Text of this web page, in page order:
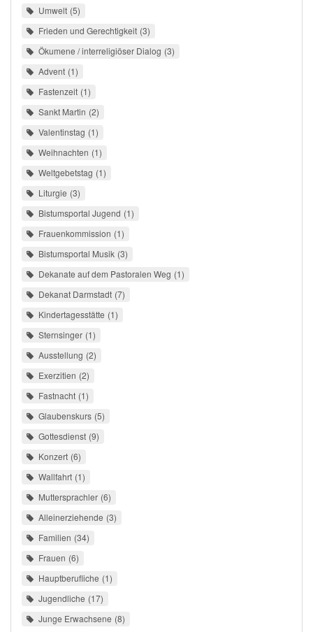
Umwelt 5
Frieden und Gerechtigkeit 3
Ökumene / interreligiöser Dialog 3
Advent 1
Fastenzeit 1
Sankt Martin 2
Valentinstag 1
Weihnachten 1
Weltgebetstag 1
Liturgie 3
Bistumsportal Jugend 1
Frauenkommission 1
Bistumsportal Musik 3
Dekanate auf dem Pastoralen Weg 1
Dekanat Darmstadt 7
Kindertagesstätte 1
Sternsinger 1
Ausstellung 2
Exerzitien 2
Fastnacht 1
Glaubenskurs 5
Gottesdienst 9
Konzert 6
Wallfahrt 1
Muttersprachler 6
Alleinerziehende 3
Familien 34
Frauen 6
Hauptberufliche 1
Jugendliche 17
Junge Erwachsene 8